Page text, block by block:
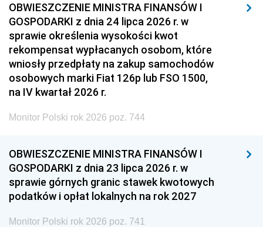
OBWIESZCZENIE MINISTRA FINANSÓW I
GOSPODARKI z dnia 24 lipca 2026 r. w
sprawie określenia wysokości kwot
rekompensat wypłacanych osobom, które
wniosły przedpłaty na zakup samochodów
osobowych marki Fiat 126p lub FSO 1500,
na IV kwartał 2026 r.
Monitor Polski rok 2026 poz. 744
OBWIESZCZENIE MINISTRA FINANSÓW I
GOSPODARKI z dnia 23 lipca 2026 r. w
sprawie górnych granic stawek kwotowych
podatków i opłat lokalnych na rok 2027
Monitor Polski rok 2026 poz. 741